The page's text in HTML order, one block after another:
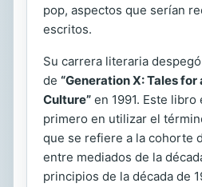
pop, aspectos que serían
escritos.
Su carrera literaria
de “Generation X: Tales
Culture” en 1991. Este
primero en utilizar el
que se refiere a la cohorte
entre mediados de la
principios de la década de